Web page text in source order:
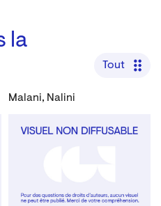
la
Tout
Malani, Nalini